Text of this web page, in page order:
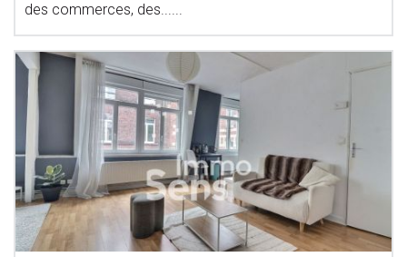
des commerces, des......